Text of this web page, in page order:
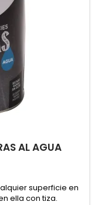
AL AGUA
superficie en
ella con tiza.